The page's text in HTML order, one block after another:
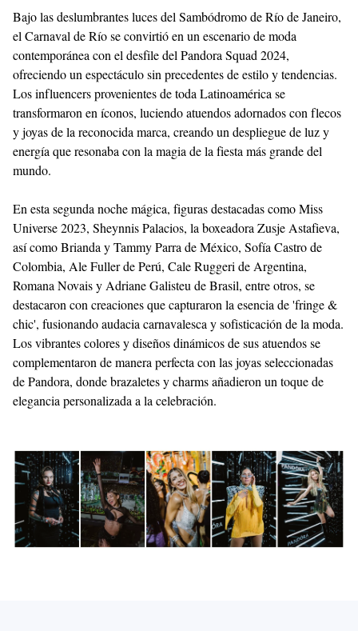
Bajo las deslumbrantes luces del Sambódromo de Río de Janeiro,
el Carnaval de Río se convirtió en un escenario de moda
contemporánea con el desfile del Pandora Squad 2024,
ofreciendo un espectáculo sin precedentes de estilo y tendencias.
Los influencers provenientes de toda Latinoamérica se
transformaron en íconos, luciendo atuendos adornados con flecos
y joyas de la reconocida marca, creando un despliegue de luz y
energía que resonaba con la magia de la fiesta más grande del
mundo.
En esta segunda noche mágica, figuras destacadas como Miss
Universe 2023, Sheynnis Palacios, la boxeadora Zusje Astafieva,
así como Brianda y Tammy Parra de México, Sofía Castro de
Colombia, Ale Fuller de Perú, Cale Ruggeri de Argentina,
Romana Novais y Adriane Galisteu de Brasil, entre otros, se
destacaron con creaciones que capturaron la esencia de 'fringe &
chic', fusionando audacia carnavalesca y sofisticación de la moda.
Los vibrantes colores y diseños dinámicos de sus atuendos se
complementaron de manera perfecta con las joyas seleccionadas
de Pandora, donde brazaletes y charms añadieron un toque de
elegancia personalizada a la celebración.